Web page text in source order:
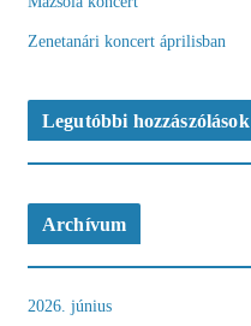
Zenetanári koncert áprilisban
Legutóbbi hozzászólások
Archívum
2026. június